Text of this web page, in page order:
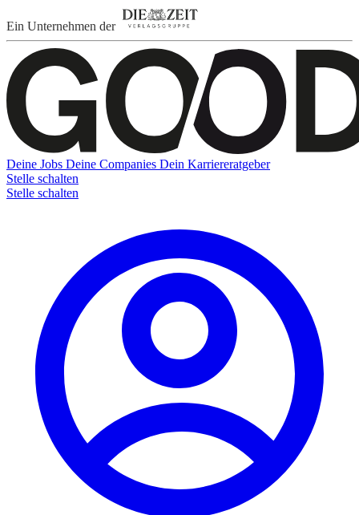
Ein Unternehmen der
Deine Jobs Deine Companies Dein Karriereratgeber
Stelle schalten
Stelle schalten